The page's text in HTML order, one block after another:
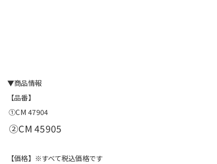
▼商品情報
【品番】
①CM 47904
②CM 45905
【価格】※すべて税込価格です